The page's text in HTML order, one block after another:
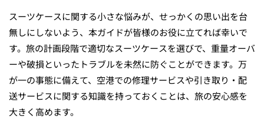
スーツケースに関する小さな悩みが、せっかくの思い出を台
無しにしないよう、本ガイドが皆様のお役に立てれば幸いで
す。旅の計画段階で適切なスーツケースを選びで、重量オーバ
ーや破損といったトラブルを未然に防ぐことができます。万
が一の事態に備えて、空港での修理サービスや引き取り・配
送サービスに関する知識を持っておくことは、旅の安心感を
大きく高めます。